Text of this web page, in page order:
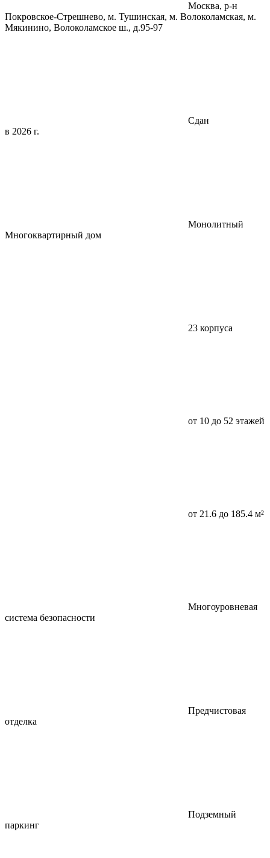
Москва, р-н
Покровское-Стрешнево, м. Тушинская, м. Волоколамская, м.
Мякинино, Волоколамское ш., д.95-97
Сдан
в 2026 г.
Монолитный
Многоквартирный дом
23 корпуса
от 10 до 52 этажей
от 21.6 до 185.4 м²
Многоуровневая
система безопасности
Предчистовая
отделка
Подземный
паркинг